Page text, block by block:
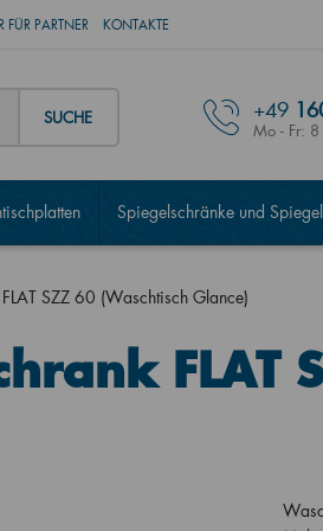
PARTNER KONTAKTE
SUCHE +49
Mo - Fr:
Spiegelschränke und Spiegel
SZZ 60 (Waschtisch Glance)
FLAT